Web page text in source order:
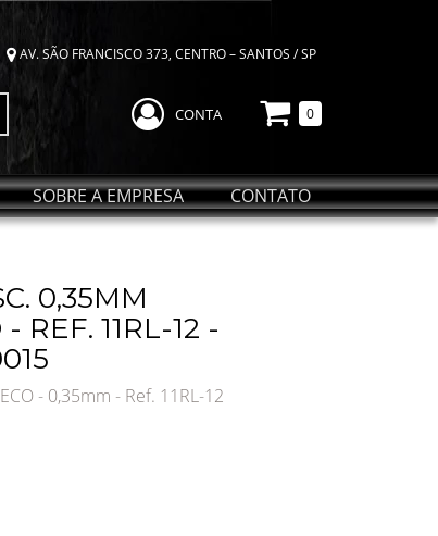
AV. SÃO FRANCISCO 373, CENTRO – SANTOS / SP
CONTA 0
SOBRE A EMPRESA CONTATO
0,35MM
REF. 11RL-12 -
- 0,35mm - Ref. 11RL-12